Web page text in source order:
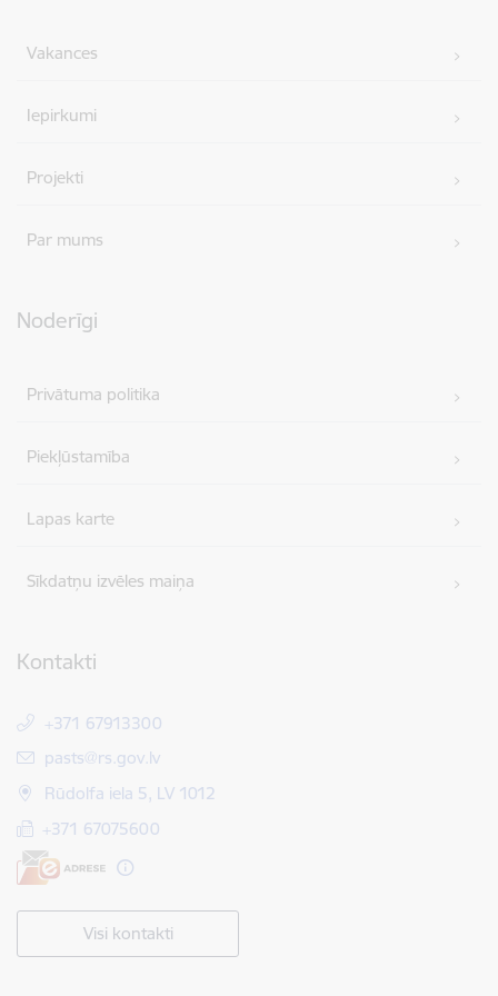
Vakances
Iepirkumi
Projekti
Par mums
Noderīgi
Privātuma politika
Piekļūstamība
Lapas karte
Sīkdatņu izvēles maiņa
Kontakti
+371 67913300
E-pasts:
pasts@rs.gov.lv
Rūdolfa iela 5, LV 1012
+371 67075600
Visi kontakti